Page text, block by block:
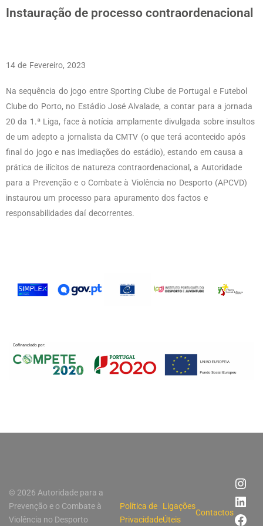
Instauração de processo contraordenacional
14 de Fevereiro, 2023
Na sequência do jogo entre Sporting Clube de Portugal e Futebol
Clube do Porto, no Estádio José Alvalade, a contar para a jornada
20 da 1.ª Liga, face à notícia amplamente divulgada sobre insultos
de um adepto a jornalista da CMTV (o que terá acontecido após
final do jogo e nas imediações do estádio), estando em causa a
prática de ilícitos de natureza contraordenacional, a Autoridade
para a Prevenção e o Combate à Violência no Desporto (APCVD)
instaurou um processo para apuramento dos factos e
responsabilidades daí decorrentes.
© 2026 Autoridade para a
Prevenção e o Combate à
Violência no Desporto
Política de
Privacidade
Ligações
Úteis
Contactos